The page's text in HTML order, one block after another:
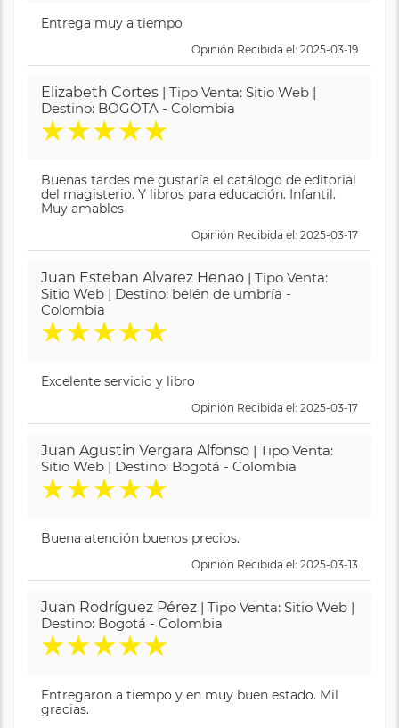
Entrega muy a tiempo
Opinión Recibida el: 2025-03-19
Elizabeth Cortes | Tipo Venta: Sitio Web |
Destino: BOGOTA - Colombia
★★★★★
Buenas tardes me gustaría el catálogo de editorial
del magisterio. Y libros para educación. Infantil.
Muy amables
Opinión Recibida el: 2025-03-17
Juan Esteban Alvarez Henao | Tipo Venta:
Sitio Web | Destino: belén de umbría -
Colombia
★★★★★
Excelente servicio y libro
Opinión Recibida el: 2025-03-17
Juan Agustin Vergara Alfonso | Tipo Venta:
Sitio Web | Destino: Bogotá - Colombia
★★★★★
Buena atención buenos precios.
Opinión Recibida el: 2025-03-13
Juan Rodríguez Pérez | Tipo Venta: Sitio Web |
Destino: Bogotá - Colombia
★★★★★
Entregaron a tiempo y en muy buen estado. Mil
gracias.